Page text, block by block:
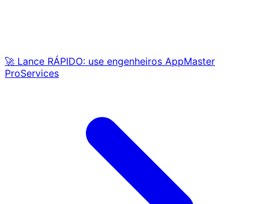
🚀 Lance RÁPIDO: use engenheiros AppMaster
ProServices